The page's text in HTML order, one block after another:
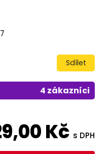
Sdílet
4 zákazníci
Kč s DPH